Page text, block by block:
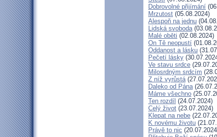
Dobrovolné přijímání
Mrzutost (05.08.2024)
Alespoň na jednu
Lidská svoboda
Malé oběti (02.08.2024)
On Tě neopustí
Oddanost a lásku
Pečetí lásky
Ve stavu srdce
Milosrdným srdcím
Z níž vyrůstá
Daleko od Pána
Máme všechno
Ten rozdíl (24.07.2024)
Celý život (23.07.2024)
Klepat na nebe
K novému životu
Právě to nic